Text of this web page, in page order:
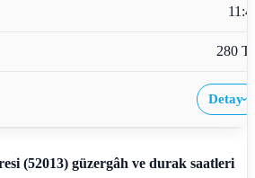
280
Detay›
(52013)güzergâh ve durak saatleri